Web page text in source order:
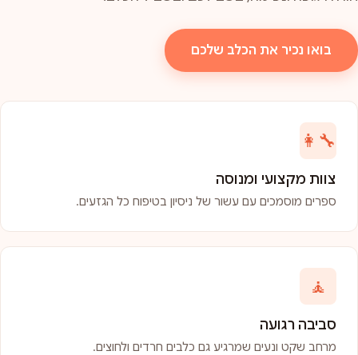
בואו נכיר את הכלב שלכם
👩‍🔧
צוות מקצועי ומנוסה
ספרים מוסמכים עם עשור של ניסיון בטיפוח כל הגזעים.
🧘
סביבה רגועה
מרחב שקט ונעים שמרגיע גם כלבים חרדים ולחוצים.